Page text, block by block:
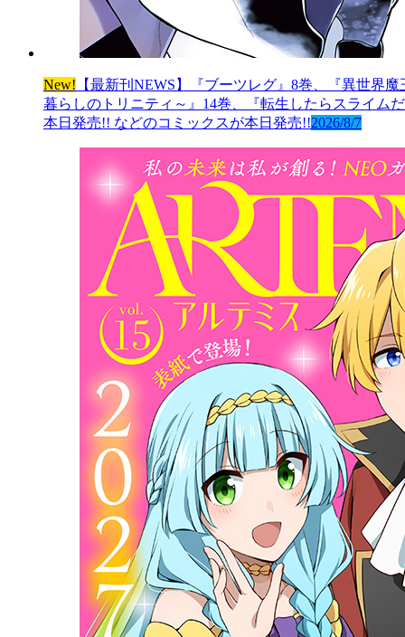
New! 【最新刊NEWS】『ブーツレグ』8巻、『異世界
暮らしのトリニティ～』14巻、『転生したらスライム
本日発売!! などのコミックスが本日発売!!2026/8/7